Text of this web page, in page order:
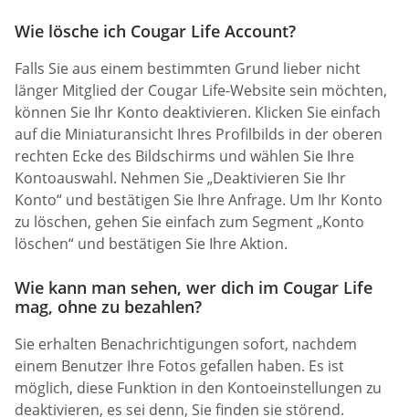
Wie lösche ich Cougar Life Account?
Falls Sie aus einem bestimmten Grund lieber nicht
länger Mitglied der Cougar Life-Website sein möchten,
können Sie Ihr Konto deaktivieren. Klicken Sie einfach
auf die Miniaturansicht Ihres Profilbilds in der oberen
rechten Ecke des Bildschirms und wählen Sie Ihre
Kontoauswahl. Nehmen Sie „Deaktivieren Sie Ihr
Konto“ und bestätigen Sie Ihre Anfrage. Um Ihr Konto
zu löschen, gehen Sie einfach zum Segment „Konto
löschen“ und bestätigen Sie Ihre Aktion.
Wie kann man sehen, wer dich im Cougar Life
mag, ohne zu bezahlen?
Sie erhalten Benachrichtigungen sofort, nachdem
einem Benutzer Ihre Fotos gefallen haben. Es ist
möglich, diese Funktion in den Kontoeinstellungen zu
deaktivieren, es sei denn, Sie finden sie störend.